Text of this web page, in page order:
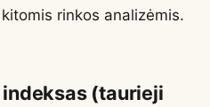
rinkos analizėmis.
(taurieji